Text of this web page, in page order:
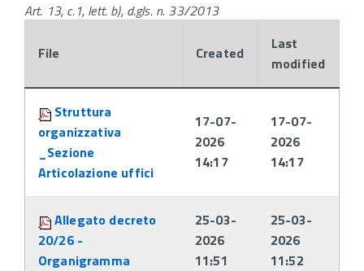
Art. 13, c.1, lett. b), d.gls. n. 33/2013
Attachments:
File Created
Last
modified
Struttura
organizzativa
_Sezione
Articolazione uffici
17-07-
2026
14:17
17-07-
2026
14:17
Allegato decreto
20/26 -
Organigramma
25-03-
2026
11:51
25-03-
2026
11:52